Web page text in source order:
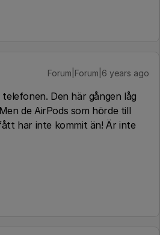
Forum|Forum|6 years ago
Den här gången låg
de AirPods som hörde till
har inte kommit än! Är inte